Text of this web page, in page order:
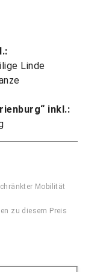
Linde
inkl.:
Mobilität
zu diesem Preis